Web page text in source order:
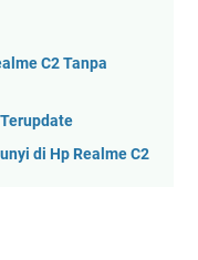
C2 Tanpa
di Hp Realme C2